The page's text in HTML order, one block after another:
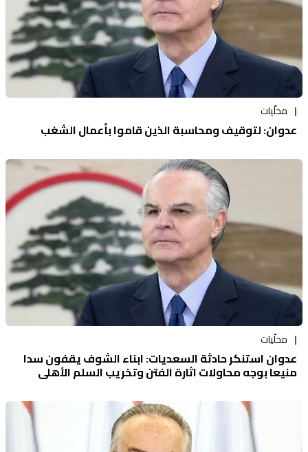
محلّيات
عدوان: لتوقيف ومحاسبة الذين قاموا بأعمال الشغب
محلّيات
عدوان استنكر حادثة السعديات: ابناء الشوف يقفون سدا
منيعا بوجه محاولات اثارة الفتن وتخريب السلم الأهلي